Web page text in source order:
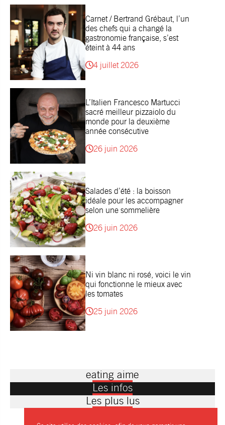
Carnet / Bertrand Grébaut, l’un
des chefs qui a changé la
gastronomie française, s’est
éteint à 44 ans
4 juillet 2026
L’Italien Francesco Martucci
sacré meilleur pizzaiolo du
monde pour la deuxième
année consécutive
26 juin 2026
Salades d’été : la boisson
idéale pour les accompagner
selon une sommelière
26 juin 2026
Ni vin blanc ni rosé, voici le vin
qui fonctionne le mieux avec
les tomates
25 juin 2026
eating aime
Les infos
Les plus lus